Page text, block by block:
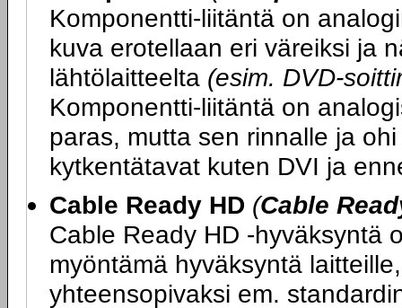
Komponentti-liitäntä on
kuva erotellaan eri väreiksi ja
lähtölaitteelta (esim. DVD-
Komponentti-liitäntä on
paras, mutta sen rinnalle ja
kytkentätavat kuten DVI ja
Cable Ready HD (Cable
Cable Ready HD -hyväksyntä
myöntämä hyväksyntä
yhteensopivaksi em.